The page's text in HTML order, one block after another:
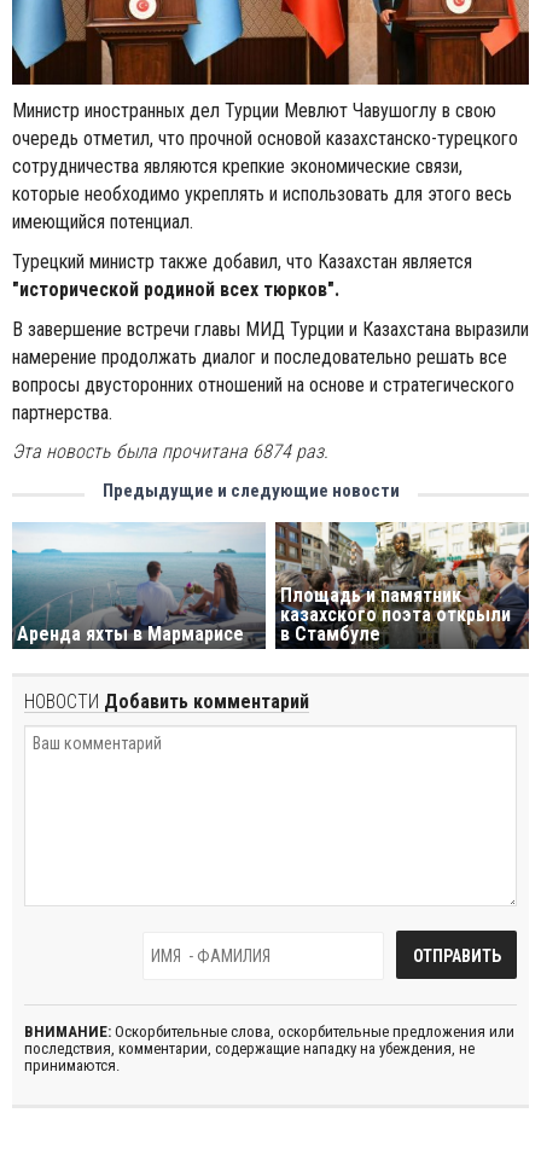
Министр иностранных дел Турции Мевлют Чавушоглу в свою
очередь отметил, что прочной основой казахстанско-турецкого
сотрудничества являются крепкие экономические связи,
которые необходимо укреплять и использовать для этого весь
имеющийся потенциал.
Турецкий министр также добавил, что Казахстан является
"исторической родиной всех тюрков".
В завершение встречи главы МИД Турции и Казахстана выразили
намерение продолжать диалог и последовательно решать все
вопросы двусторонних отношений на основе и стратегического
партнерства.
Эта новость была прочитана 6874 раз.
Предыдущие и следующие новости
Аренда яхты в Мармарисе
Площадь и памятник
казахского поэта открыли
в Стамбуле
НОВОСТИ Добавить комментарий
ВНИМАНИЕ: Оскорбительные слова, оскорбительные предложения или
последствия, комментарии, содержащие нападку на убеждения, не
принимаются.